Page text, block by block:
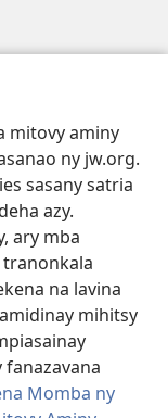
mitovy aminy
ny jw.org.
sasany satria
azy.
ary mba
tranonkala
na lavina
mihitsy
fanazavana
Momba ny